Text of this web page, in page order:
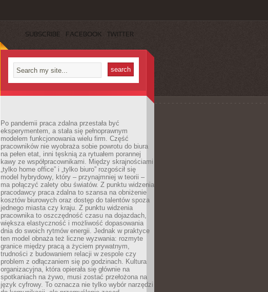
SUBSCRIBE FACEBOOK TWITTER
Po pandemii praca zdalna przestała być
eksperymentem, a stała się pełnoprawnym
modelem funkcjonowania wielu firm. Część
pracowników nie wyobraża sobie powrotu do biura
na pełen etat, inni tęsknią za rytuałem porannej
kawy ze współpracownikami. Między skrajnościami
„tylko home office” i „tylko biuro” rozgościł się
model hybrydowy, który – przynajmniej w teorii –
ma połączyć zalety obu światów. Z punktu widzenia
pracodawcy praca zdalna to szansa na obniżenie
kosztów biurowych oraz dostęp do talentów spoza
jednego miasta czy kraju. Z punktu widzenia
pracownika to oszczędność czasu na dojazdach,
większa elastyczność i możliwość dopasowania
dnia do swoich rytmów energii. Jednak w praktyce
ten model obnaża też liczne wyzwania: rozmyte
granice między pracą a życiem prywatnym,
trudności z budowaniem relacji w zespole czy
problem z odłączaniem się po godzinach. Kultura
organizacyjna, która opierała się głównie na
spotkaniach na żywo, musi zostać przełożona na
język cyfrowy. To oznacza nie tylko wybór narzędzi